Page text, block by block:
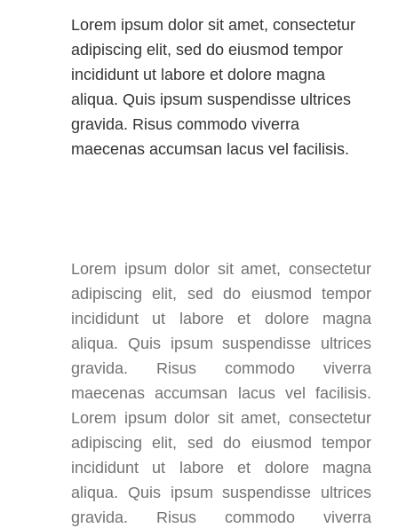
Lorem ipsum dolor sit amet, consectetur
adipiscing elit, sed do eiusmod tempor
incididunt ut labore et dolore magna
aliqua. Quis ipsum suspendisse ultrices
gravida. Risus commodo viverra
maecenas accumsan lacus vel facilisis.
Lorem ipsum dolor sit amet, consectetur
adipiscing elit, sed do eiusmod tempor
incididunt ut labore et dolore magna
aliqua. Quis ipsum suspendisse ultrices
gravida. Risus commodo viverra
maecenas accumsan lacus vel facilisis.
Lorem ipsum dolor sit amet, consectetur
adipiscing elit, sed do eiusmod tempor
incididunt ut labore et dolore magna
aliqua. Quis ipsum suspendisse ultrices
gravida. Risus commodo viverra